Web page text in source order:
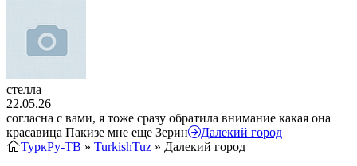
стелла
22.05.26
согласна с вами, я тоже сразу обратила внимание какая она
красавица Пакизе мне еще Зерин
Далекий город
ТуркРу-ТВ » TurkishTuz » Далекий город